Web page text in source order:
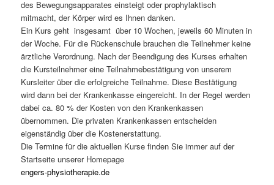
des Bewegungsapparates einsteigt oder prophylaktisch
mitmacht, der Körper wird es Ihnen danken.
Ein Kurs geht insgesamt über 10 Wochen, jeweils 60 Minuten in
der Woche. Für die Rückenschule brauchen die Teilnehmer keine
ärztliche Verordnung. Nach der Beendigung des Kurses erhalten
die Kursteilnehmer eine Teilnahmebestätigung von unserem
Kursleiter über die erfolgreiche Teilnahme. Diese Bestätigung
wird dann bei der Krankenkasse eingereicht. In der Regel werden
dabei ca. 80 % der Kosten von den Krankenkassen
übernommen. Die privaten Krankenkassen entscheiden
eigenständig über die Kostenerstattung.
Die Termine für die aktuellen Kurse finden Sie immer auf der
Startseite unserer Homepage
engers-physiotherapie.de